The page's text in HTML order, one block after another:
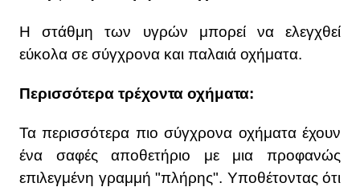
Η στάθμη των υγρών μπορεί να ελεγχθεί
εύκολα σε σύγχρονα και παλαιά οχήματα.
Περισσότερα τρέχοντα οχήματα:
Τα περισσότερα πιο σύγχρονα οχήματα έχουν
ένα σαφές αποθετήριο με μια προφανώς
επιλεγμένη γραμμή "πλήρης". Υποθέτοντας ότι